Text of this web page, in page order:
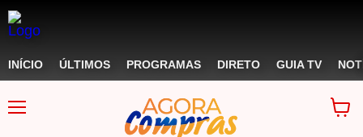
INÍCIO ÚLTIMOS PROGRAMAS DIRETO GUIA TV